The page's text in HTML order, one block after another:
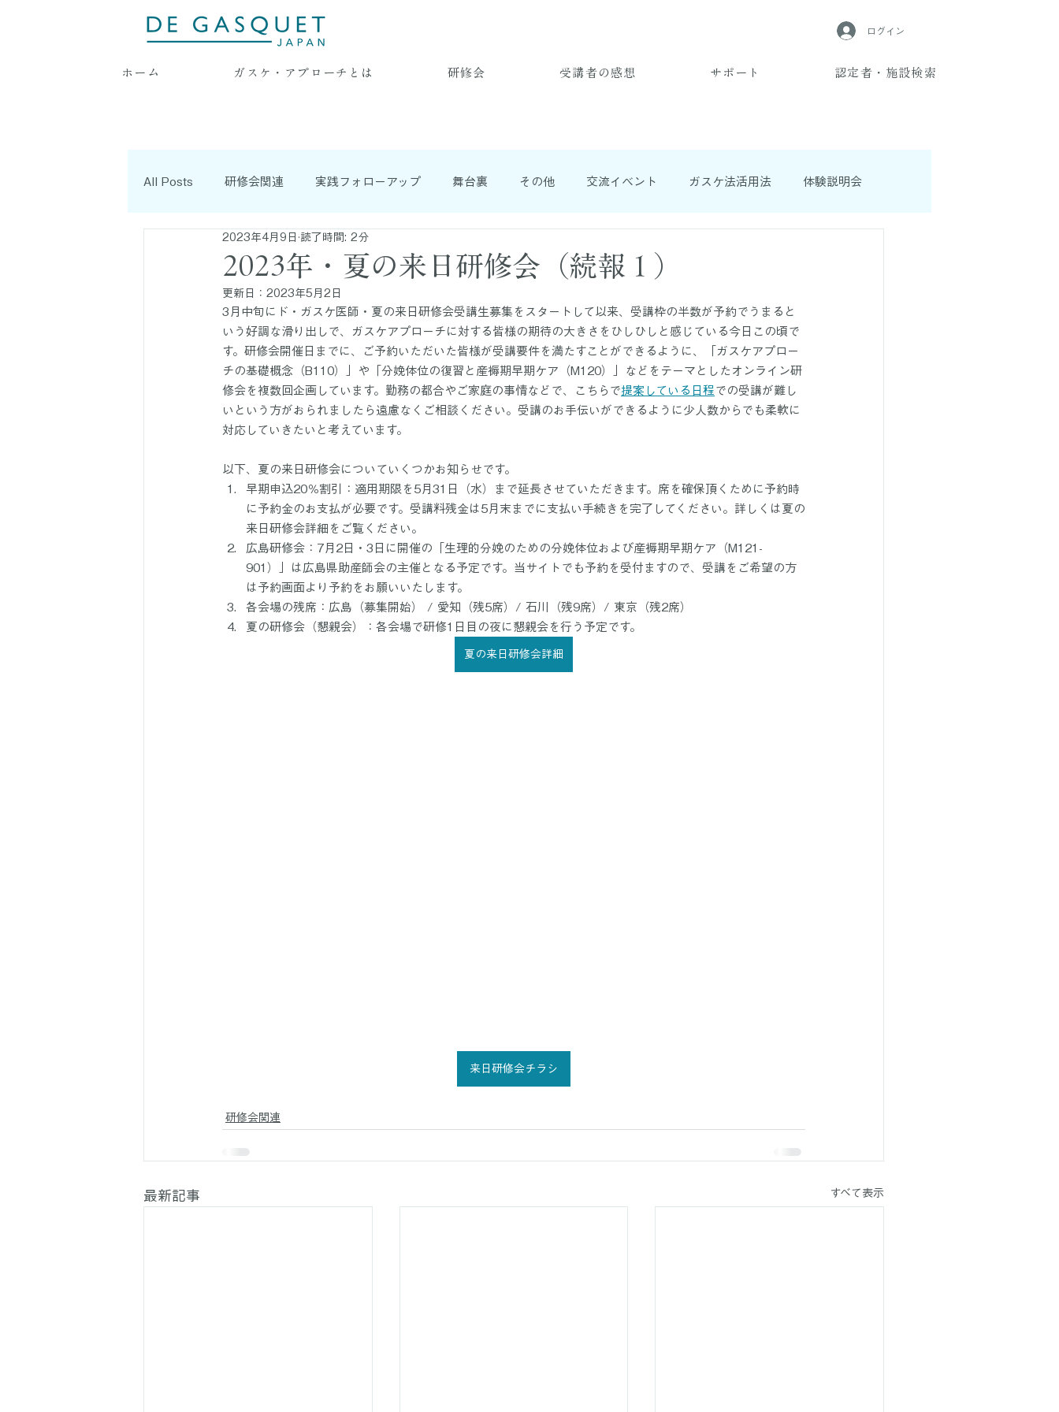
ログイン
ホーム ガスケ・アプローチとは 研修会 受講者の感想 サポート 認定者・施設検索
All Posts 研修会関連 実践フォローアップ 舞台裏 その他 交流イベント ガスケ法活用法 体験説明会
耳より情報 連載記事
2023年・夏の来日研修会（続報１）
2023年4月9日 読了時間: 2分
更新日： 2023年5月2日
3月中旬にド・ガスケ医師・夏の来日研修会受講生募集をスタートして以来、受講枠の半数が予約でうまると
いう好調な滑り出しで、ガスケアプローチに対する皆様の期待の大きさをひしひしと感じている今日この頃で
す。研修会開催日までに、ご予約いただいた皆様が受講要件を満たすことができるように、「ガスケアプロー
チの基礎概念（B110）」や「分娩体位の復習と産褥期早期ケア（M120）」などをテーマとしたオンライン研
修会を複数回企画しています。勤務の都合やご家庭の事情などで、こちらで提案している日程 での受講が難し
いという方がおられましたら遠慮なくご相談ください。受講のお手伝いができるように少人数からでも柔軟に
対応していきたいと考えています。
以下、夏の来日研修会についていくつかお知らせです。
早期申込20％割引：適用期限を5月31日（水）まで延長させていただきます。席を確保頂くために予約時
に予約金のお支払が必要です。受講料残金は5月末までに支払い手続きを完了してください。詳しくは夏の
来日研修会詳細をご覧ください。
広島研修会：7月2日・3日に開催の「生理的分娩のための分娩体位および産褥期早期ケア（M121-
901）」は広島県助産師会の主催となる予定です。当サイトでも予約を受付ますので、受講をご希望の方
は予約画面より予約をお願いいたします。
各会場の残席：広島（募集開始） / 愛知（残5席）/ 石川（残9席）/ 東京（残2席）
夏の研修会（懇親会）：各会場で研修1日目の夜に懇親会を行う予定です。
夏の来日研修会詳細
来日研修会チラシ
研修会関連
最新記事 すべて表示